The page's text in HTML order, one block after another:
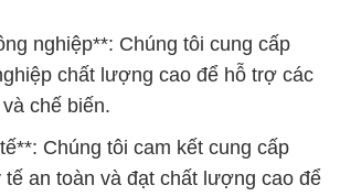
Chúng tôi cam kết cung cấp
an toàn và đạt chất lượng cao để
và sự an toàn của người dân.
nghiệp**: Chúng tôi hỗ trợ
với các sản phẩm và giải pháp
cao hiệu suất và bảo vệ môi